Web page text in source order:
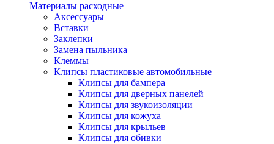
Материалы расходные
Аксессуары
Вставки
Заклепки
Замена пыльника
Клеммы
Клипсы пластиковые автомобильные
Клипсы для бампера
Клипсы для дверных панелей
Клипсы для звукоизоляции
Клипсы для кожуха
Клипсы для крыльев
Клипсы для обивки